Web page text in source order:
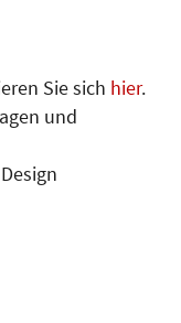
Sie sich hier.
und